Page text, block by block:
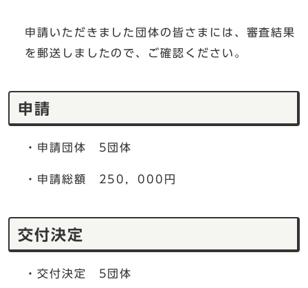
申請いただきました団体の皆さまには、審査結果
を郵送しましたので、ご確認ください。
申請
・申請団体 5団体
・申請総額 250，000円
交付決定
・交付決定 5団体